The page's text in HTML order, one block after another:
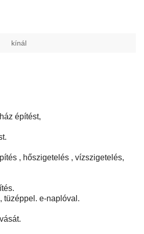
kínál
építést,
, hőszigetelés , vízszigetelés,
tüzéppel. e-naplóval.